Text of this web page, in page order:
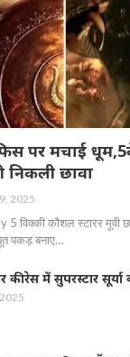
पर मचाई धूम,5वें
छावा
2025
विक्की कौशल स्टारर मूवी
पकड़ बनाए…
रेस में सुपरस्टार सूर्या